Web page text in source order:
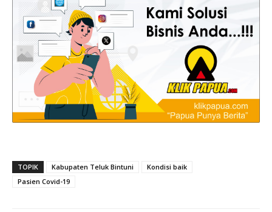
TOPIK Kabupaten Teluk Bintuni
Kondisi baik
Pasien Covid-19